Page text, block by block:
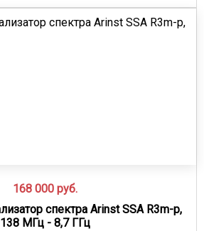
168 000 руб.
спектра Arinst SSA R3m-p,
138 МГц - 8,7 ГГц